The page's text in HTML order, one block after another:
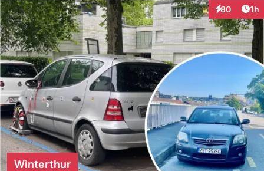
80
Interaktionen
1h
Winterthur